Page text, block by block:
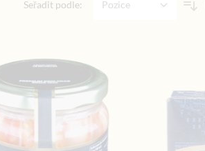
Seřadit podle: